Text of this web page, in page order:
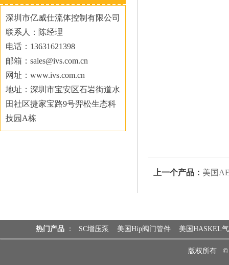
深圳市亿威仕流体控制有限公司
联系人：陈经理
电话：13631621398
邮箱：sales@ivs.com.cn
网址：www.ivs.com.cn
地址：深圳市宝安区石岩街道水
田社区捷家宝路9号羿松生态科
技园A栋
上一个产品： 美国
热门产品 ： SC增压泵 美国Hip阀门管件 美国HASKEL
版权所有